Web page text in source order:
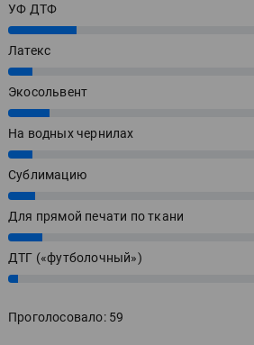
УФ ДТФ
20%
Латекс
7%
Экосольвент
12%
На водных чернилах
7%
Сублимацию
8%
Для прямой печати по ткани
10%
ДТГ («футболочный»)
3%
Проголосовало: 59